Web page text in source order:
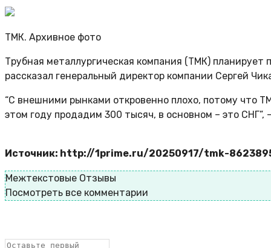
ТМК. Архивное фото
Трубная металлургическая компания (ТМК)
рассказал генеральный директор компании Сергей
“С внешними рынками откровенно плохо, потому что
этом году продадим 300 тысяч, в основном – это СНГ”,
Источник: http://1prime.ru/20250917/tmk-
Межтекстовые Отзывы
Посмотреть все комментарии